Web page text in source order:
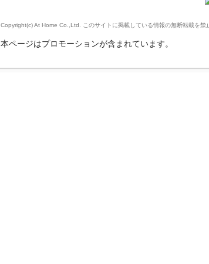
Copyright(c) At Home Co.,Ltd. このサイトに掲載している情報の無断転載を
本ページはプロモーションが含まれています。